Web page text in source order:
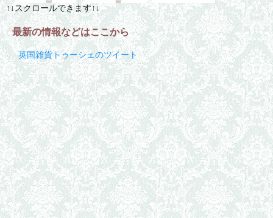
↑↓スクロールできます↑↓
最新の情報などはここから
英国雑貨トゥーシェのツイート